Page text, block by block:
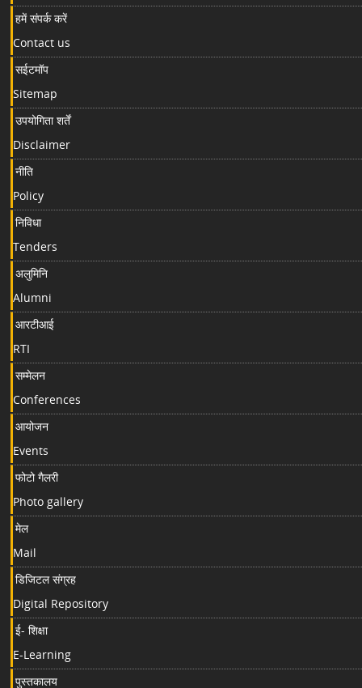
हमें संपर्क करें
Contact us
सईटमॉप
Sitemap
उपयोगिता शर्तें
Disclaimer
नीति
Policy
निविधा
Tenders
अलुमिनि
Alumni
आरटीआई
RTI
सम्मेलन
Conferences
आयोजन
Events
फोटो गैलरी
Photo gallery
मेल
Mail
डिजिटल संग्रह
Digital Repository
ई- शिक्षा
E-Learning
पुस्तकालय